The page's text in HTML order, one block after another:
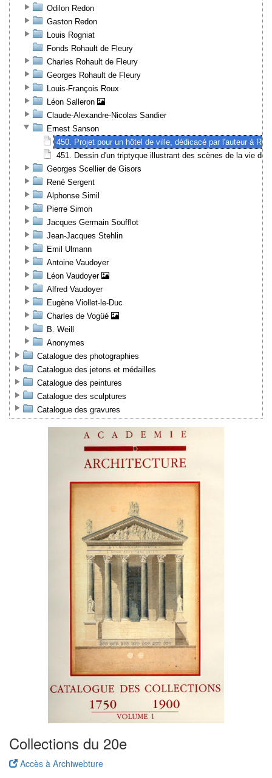
Odilon Redon
Gaston Redon
Louis Rogniat
Fonds Rohault de Fleury
Charles Rohault de Fleury
Georges Rohault de Fleury
Louis-François Roux
Léon Salleron
Claude-Alexandre-Nicolas Sandier
Ernest Sanson
450. Projet pour un hôtel de ville, dédicacé par l'auteur à R.
451. Dessin d'un triptyque illustrant des scènes de la vie de
Georges Scellier de Gisors
René Sergent
Alphonse Simil
Pierre Simon
Jacques Germain Soufflot
Jean-Jacques Stehlin
Emil Ulmann
Antoine Vaudoyer
Léon Vaudoyer
Alfred Vaudoyer
Eugène Viollet-le-Duc
Charles de Vogüé
B. Weill
Anonymes
Catalogue des photographies
Catalogue des jetons et médailles
Catalogue des peintures
Catalogue des sculptures
Catalogue des gravures
Collections du 20e
Accès à Archiwebture